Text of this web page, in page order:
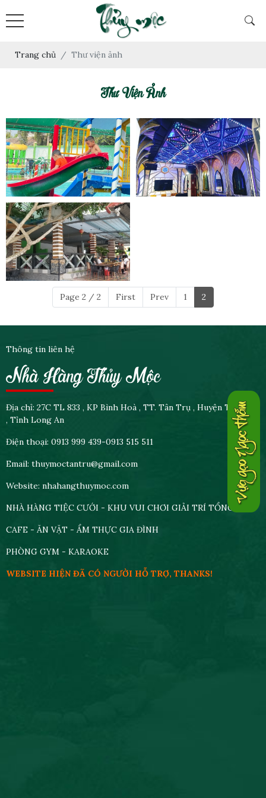
Trang chủ Thư viện ảnh
Thư Viện Ảnh
Hồ bơi gia đình Thủy
Mộc
Cà phê điểm tâm gia
đình Thủy Mộc
Page 2 / 2 First Prev 1 2
Thông tin liên hệ
Nhà Hàng Thủy Mộc
Địa chỉ: 27C TL 833 , KP Bình Hoà , TT. Tân Trụ , Huyện Tân Trụ
, Tỉnh Long An
Điện thoại: 0913 999 439-0913 515 511
Email: thuymoctantru@gmail.com
Website: nhahangthuymoc.com
NHÀ HÀNG TIỆC CƯỚI - KHU VUI CHƠI GIẢI TRÍ TỔNG HỢP
CAFE - ĂN VẶT - ẨM THỰC GIA ĐÌNH
PHÒNG GYM - KARAOKE
WEBSITE HIỆN ĐÃ CÓ NGƯỜI HỖ TRỢ, THANKS!